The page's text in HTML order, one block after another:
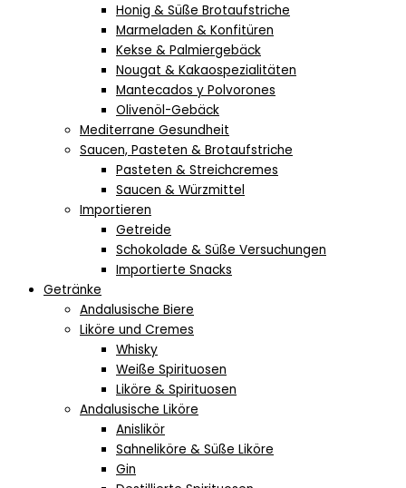
Honig & Süße Brotaufstriche
Marmeladen & Konfitüren
Kekse & Palmiergebäck
Nougat & Kakaospezialitäten
Mantecados y Polvorones
Olivenöl-Gebäck
Mediterrane Gesundheit
Saucen, Pasteten & Brotaufstriche
Pasteten & Streichcremes
Saucen & Würzmittel
Importieren
Getreide
Schokolade & Süße Versuchungen
Importierte Snacks
Getränke
Andalusische Biere
Liköre und Cremes
Whisky
Weiße Spirituosen
Liköre & Spirituosen
Andalusische Liköre
Anislikör
Sahneliköre & Süße Liköre
Gin